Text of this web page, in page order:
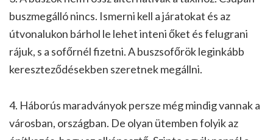
buszmegálló nincs. Ismerni kell a járatokat és az
útvonalukon bárhol le lehet inteni őket és felugrani
rájuk, s a sofőrnél fizetni. A buszsofőrök leginkább
kereszteződésekben szeretnek megállni.
4. Háborús maradványok persze még mindig vannak a
városban, országban. De olyan ütemben folyik az